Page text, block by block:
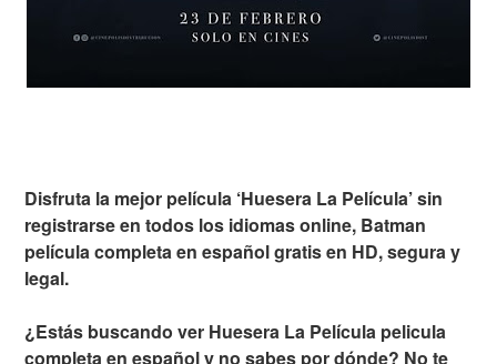
Disfruta la mejor película ‘Huesera La Película’ sin
registrarse en todos los idiomas online, Batman
película completa en español gratis en HD, segura y
legal.
¿Estás buscando ver Huesera La Película pelicula
completa en español y no sabes por dónde? No te